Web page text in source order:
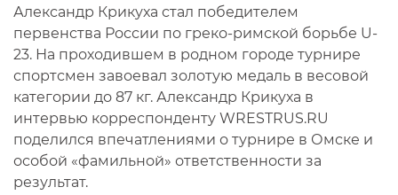
Александр Крикуха стал победителем
первенства России по греко-римской борьбе U-
23. На проходившем в родном городе турнире
спортсмен завоевал золотую медаль в весовой
категории до 87 кг. Александр Крикуха в
интервью корреспонденту WRESTRUS.RU
поделился впечатлениями о турнире в Омске и
особой «фамильной» ответственности за
результат.